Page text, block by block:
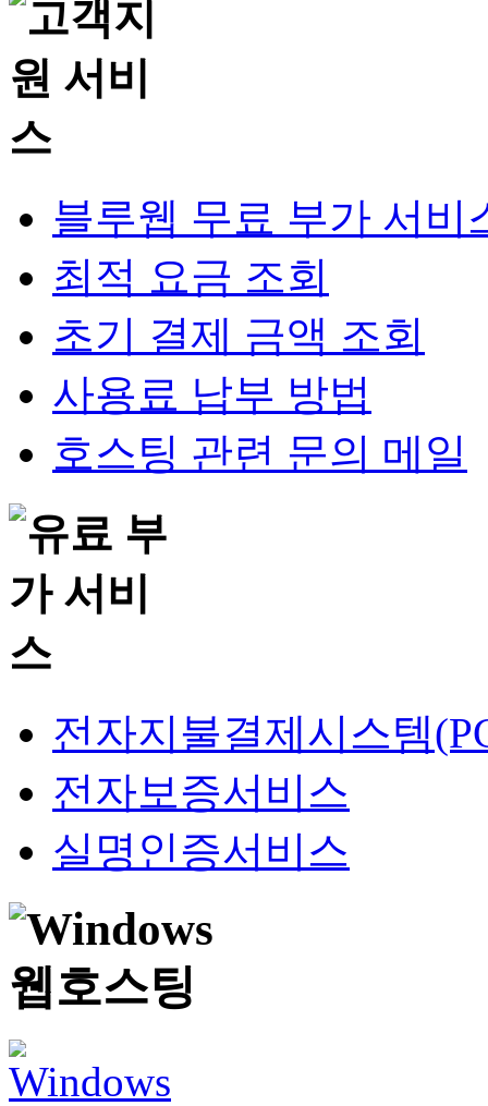
블루웹 무료 부가 서비
최적 요금 조회
초기 결제 금액 조회
사용료 납부 방법
호스팅 관련 문의 메일
전자지불결제시스템
전자보증서비스
실명인증서비스